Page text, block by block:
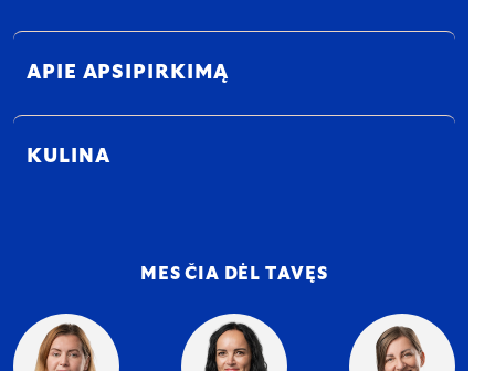
APIE APSIPIRKIMĄ
KULINA
MES ČIA DĖL TAVĘS